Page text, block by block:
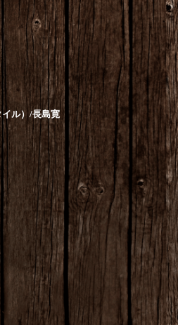
ル） /長島寛